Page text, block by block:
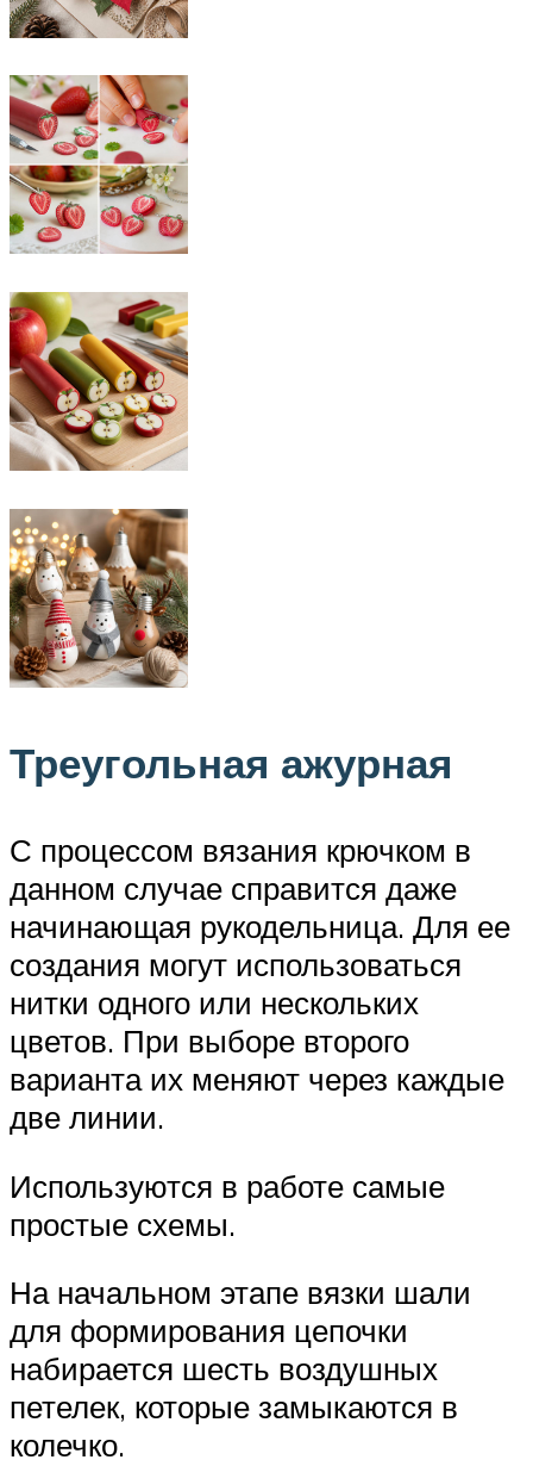
Треугольная ажурная
С процессом вязания крючком в
данном случае справится даже
начинающая рукодельница. Для ее
создания могут использоваться
нитки одного или нескольких
цветов. При выборе второго
варианта их меняют через каждые
две линии.
Используются в работе самые
простые схемы.
На начальном этапе вязки шали
для формирования цепочки
набирается шесть воздушных
петелек, которые замыкаются в
колечко.